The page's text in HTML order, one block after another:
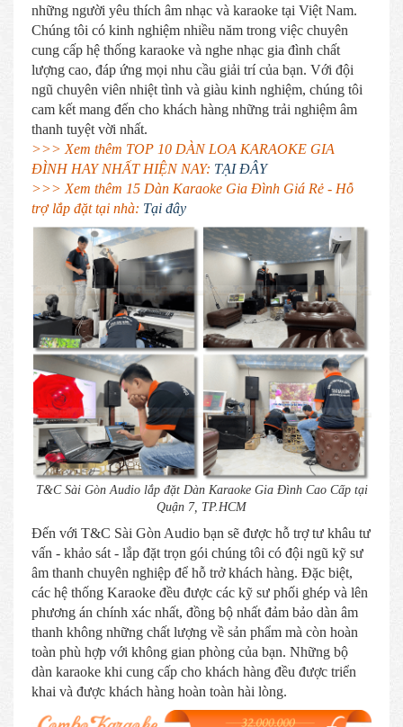
những người yêu thích âm nhạc và karaoke tại Việt Nam.
Chúng tôi có kinh nghiệm nhiều năm trong việc chuyên
cung cấp hệ thống karaoke và nghe nhạc gia đình chất
lượng cao, đáp ứng mọi nhu cầu giải trí của bạn. Với đội
ngũ chuyên viên nhiệt tình và giàu kinh nghiệm, chúng tôi
cam kết mang đến cho khách hàng những trải nghiệm âm
thanh tuyệt vời nhất.
>>> Xem thêm TOP 10 DÀN LOA KARAOKE GIA
ĐÌNH HAY NHẤT HIỆN NAY: TẠI ĐÂY
>>> Xem thêm 15 Dàn Karaoke Gia Đình Giá Rẻ - Hỗ
trợ lắp đặt tại nhà: Tại đây
T&C Sài Gòn Audio lắp đặt Dàn Karaoke Gia Đình Cao Cấp tại
Quận 7, TP.HCM
Đến với T&C Sài Gòn Audio bạn sẽ được hỗ trợ tư khâu tư
vấn - khảo sát - lắp đặt trọn gói chúng tôi có đội ngũ kỹ sư
âm thanh chuyên nghiệp để hỗ trở khách hàng. Đặc biệt,
các hệ thống Karaoke đều được các kỹ sư phối ghép và lên
phương án chính xác nhất, đồng bộ nhất đảm bảo dàn âm
thanh không những chất lượng về sản phẩm mà còn hoàn
toàn phù hợp với không gian phòng của bạn. Những bộ
dàn karaoke khi cung cấp cho khách hàng đều được triển
khai và được khách hàng hoàn toàn hài lòng.